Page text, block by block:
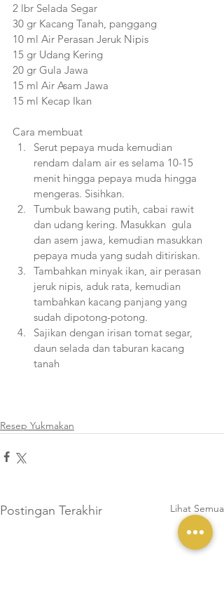
2 lbr Selada Segar
30 gr Kacang Tanah, panggang
10 ml Air Perasan Jeruk Nipis
15 gr Udang Kering
20 gr Gula Jawa
15 ml Air Asam Jawa
15 ml Kecap Ikan
Cara membuat
Serut pepaya muda kemudian
rendam dalam air es selama 10-15
menit hingga pepaya muda hingga
mengeras. Sisihkan.
Tumbuk bawang putih, cabai rawit
dan udang kering. Masukkan  gula
dan asem jawa, kemudian masukkan
pepaya muda yang sudah ditiriskan.
Tambahkan minyak ikan, air perasan
jeruk nipis, aduk rata, kemudian
tambahkan kacang panjang yang
sudah dipotong-potong.
Sajikan dengan irisan tomat segar,
daun selada dan taburan kacang
tanah
Resep Yukmakan
Postingan Terakhir Lihat Semua